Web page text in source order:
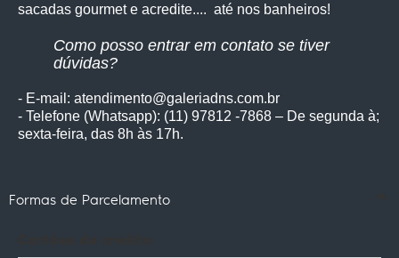
sacadas gourmet e acredite.... até nos banheiros!
Como posso entrar em contato se tiver
dúvidas?
- E-mail: atendimento@galeriadns.com.br
- Telefone (Whatsapp): (11) 97812 -7868 – De segunda à;
sexta-feira, das 8h às 17h.
Formas de Parcelamento